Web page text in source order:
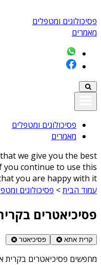
פסיכולוגים ומטפלים
מאמרים
פסיכולוגים ומטפלים
מאמרים
we give you the best
you continue to use this
you are happy with it
עמוד הבית> פסיכולוגים
פסיכיאטרים
קרית אתא פסיכיאטר
מחפשים פסיכיאטרים בקרית